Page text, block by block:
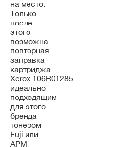
на место.
Только
после
этого
возможна
повторная
заправка
картриджа
Xerox 106R01285
идеально
подходящим
для этого
бренда
тонером
Fuji или
APM.